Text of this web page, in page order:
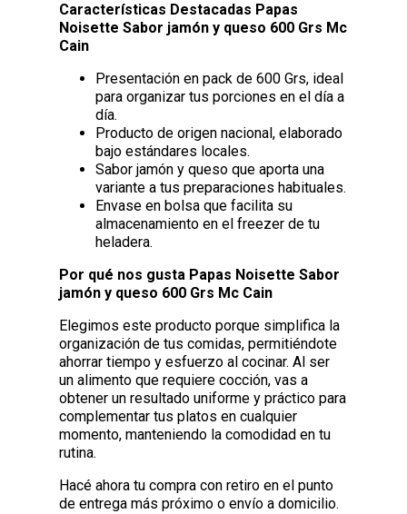
Características Destacadas Papas
Noisette Sabor jamón y queso 600 Grs Mc
Cain
Presentación en pack de 600 Grs, ideal
para organizar tus porciones en el día a
día.
Producto de origen nacional, elaborado
bajo estándares locales.
Sabor jamón y queso que aporta una
variante a tus preparaciones habituales.
Envase en bolsa que facilita su
almacenamiento en el freezer de tu
heladera.
Por qué nos gusta Papas Noisette Sabor
jamón y queso 600 Grs Mc Cain
Elegimos este producto porque simplifica la
organización de tus comidas, permitiéndote
ahorrar tiempo y esfuerzo al cocinar. Al ser
un alimento que requiere cocción, vas a
obtener un resultado uniforme y práctico para
complementar tus platos en cualquier
momento, manteniendo la comodidad en tu
rutina.
Hacé ahora tu compra con retiro en el punto
de entrega más próximo o envío a domicilio.